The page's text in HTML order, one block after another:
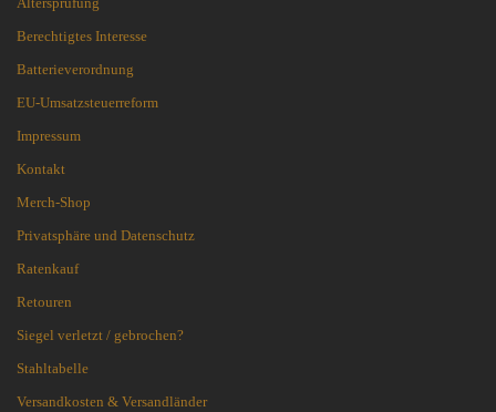
Berechtigtes Interesse
Batterieverordnung
EU-Umsatzsteuerreform
Impressum
Kontakt
Merch-Shop
Privatsphäre und Datenschutz
Ratenkauf
Retouren
Siegel verletzt / gebrochen?
Stahltabelle
Versandkosten & Versandländer